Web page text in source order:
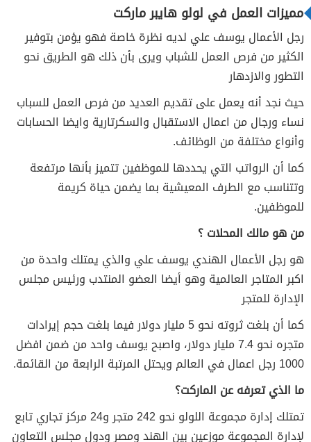
مميزات العمل في لولو هايبر ماركت
رجل الأعمال يوسف علي لديه نظرة خاصة فهو يؤمن بتوفير
الكثير من فرص العمل للشباب ويرى بأن ذلك هو الطريق نحو
التطور والازدهار
حيث نجد أنه يعمل على تقديم العديد من فرص العمل للسباب
نساء ورجال من اعمال الاستقبال والسكرتارية وايضا الحسابات
وأنواع مختلفة من الوظائف.
كما أن الرواتب التي يحددها للموظفين تتميز بأنها مرتفعة
وتتناسب مع الطرف المعيشية بما يضمن حياة كريمة
للموظفين.
من هو مالك المحلات ؟
هو رجل الأعمال الهندي يوسف علي والذي يمتلك واحدة من
اكبر المتاجر العالمية وهو أيضا العضو المنتدب ورئيس مجلس
الإدارة للمتجر
كما أن بلغت ثروته نحو 5 مليار دولار فيما بلغت حجم إيرادات
متجره نحو 7.4 مليار دولار، واصبح يوسف واحد من ضمن افضل
1000 رجل اعمال في العالم ويحتل المرتبة الرابعة من القائمة.
ما الذي تعرفه عن الماركت؟
تمتلك إدارة مجموعة اللولو نحو 242 متجر و24 مركز تجاري تابع
لإدارة المجموعة موزعين بين الهند ومصر ودول مجلس التعاون